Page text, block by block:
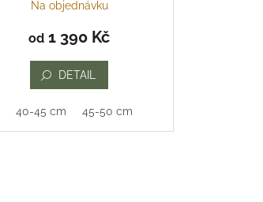
Na objednávku
od 1 390 Kč
DETAIL
40-45 cm 45-50 cm